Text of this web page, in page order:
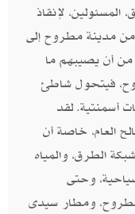
المسئولين، لإنقاذ
مدينة مطروح إلى
من أن يصيبهم ما
فيتحول شاطئ
أسمنتية. لقد
العام، خاصة أن
الطرق، والمياه
وحتى
ومطار سيدى